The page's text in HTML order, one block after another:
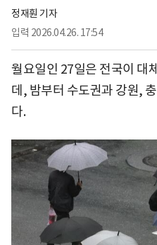
정재훤 기자
입력 2026.04.26. 17:54
월요일인 27일은 전국이 대
데, 밤부터 수도권과 강원,
다.